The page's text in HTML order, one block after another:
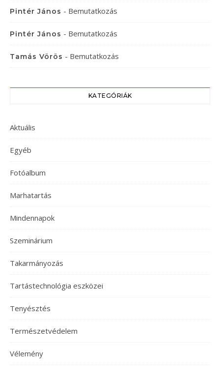
Pintér János - Bemutatkozás
Pintér János - Bemutatkozás
Tamás Vörös - Bemutatkozás
KATEGÓRIÁK
Aktuális
Egyéb
Fotóalbum
Marhatartás
Mindennapok
Szeminárium
Takarmányozás
Tartástechnológia eszközei
Tenyésztés
Természetvédelem
Vélemény